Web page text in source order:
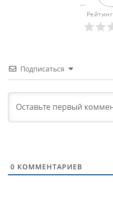
Подписаться
0 КОММЕНТАРИЕВ